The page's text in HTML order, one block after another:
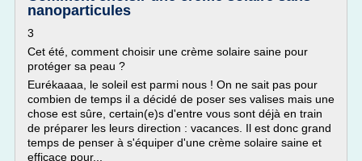
nanoparticules
3
Cet été, comment choisir une crème solaire saine pour
protéger sa peau ?
Eurékaaaa, le soleil est parmi nous ! On ne sait pas pour
combien de temps il a décidé de poser ses valises mais une
chose est sûre, certain(e)s d'entre vous sont déjà en train
de préparer les leurs direction : vacances. Il est donc grand
temps de penser à s'équiper d'une crème solaire saine et
efficace pour...